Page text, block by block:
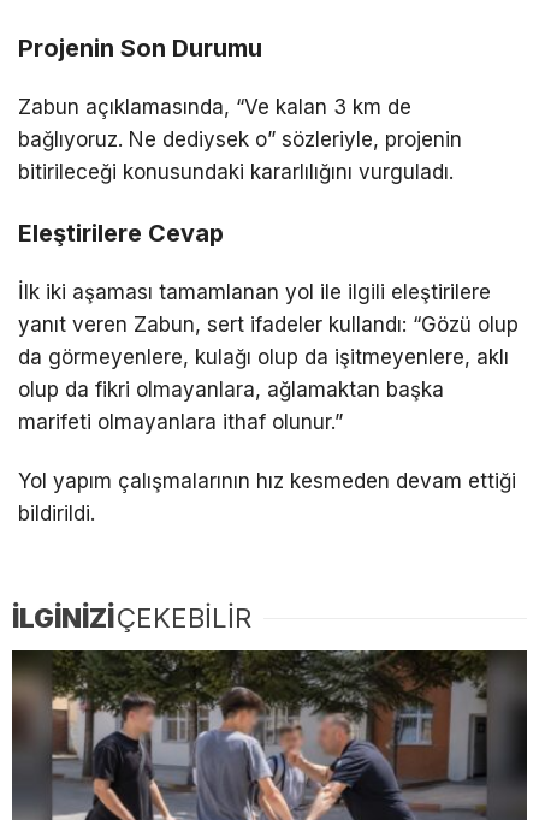
Projenin Son Durumu
Zabun açıklamasında, “Ve kalan 3 km de
bağlıyoruz. Ne dediysek o” sözleriyle, projenin
bitirileceği konusundaki kararlılığını vurguladı.
Eleştirilere Cevap
İlk iki aşaması tamamlanan yol ile ilgili eleştirilere
yanıt veren Zabun, sert ifadeler kullandı: “Gözü olup
da görmeyenlere, kulağı olup da işitmeyenlere, aklı
olup da fikri olmayanlara, ağlamaktan başka
marifeti olmayanlara ithaf olunur.”
Yol yapım çalışmalarının hız kesmeden devam ettiği
bildirildi.
İLGİNİZİÇEKEBİLİR